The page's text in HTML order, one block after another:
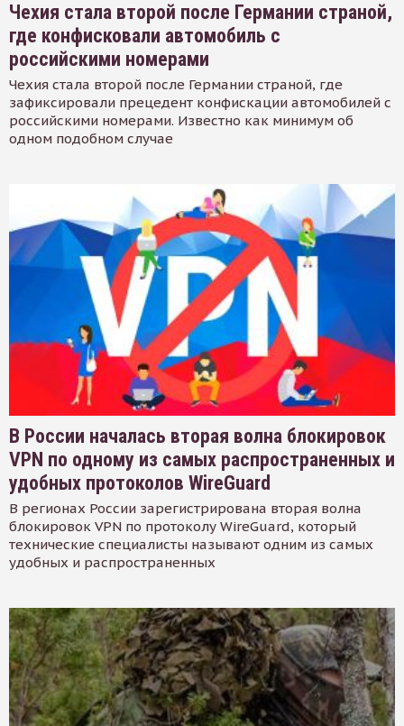
Чехия стала второй после Германии страной,
где конфисковали автомобиль с
российскими номерами
Чехия стала второй после Германии страной, где
зафиксировали прецедент конфискации автомобилей с
российскими номерами. Известно как минимум об
одном подобном случае
В России началась вторая волна блокировок
VPN по одному из самых распространенных и
удобных протоколов WireGuard
В регионах России зарегистрирована вторая волна
блокировок VPN по протоколу WireGuard, который
технические специалисты называют одним из самых
удобных и распространенных